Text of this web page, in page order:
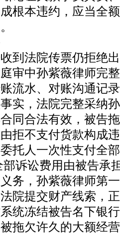
根本违约，应当全
到法院传票仍拒绝
审中孙紫薇律师完
流水、对账沟通记
实，法院完整采纳
同合法有效，被告
拒不支付货款构成
托人一次性支付全
部诉讼费用由被告承
务，孙紫薇律师第
院提交财产线索，
统冻结被告名下银
拖欠许久的大额经